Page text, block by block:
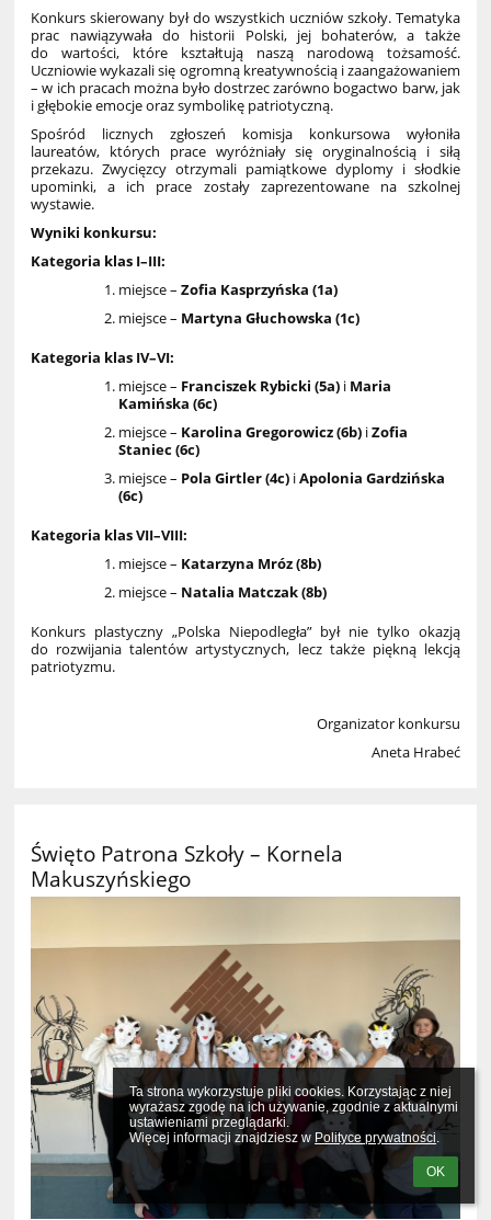
Ta strona wykorzystuje pliki cookies. Korzystając z niej
wyrażasz zgodę na ich używanie, zgodnie z aktualnymi
ustawieniami przeglądarki.
Więcej informacji znajdziesz w Polityce prywatności.
OK
Konkurs skierowany był do wszystkich uczniów szkoły. Tematyka
prac nawiązywała do historii Polski, jej bohaterów, a także
do wartości, które kształtują naszą narodową tożsamość.
Uczniowie wykazali się ogromną kreatywnością i zaangażowaniem
– w ich pracach można było dostrzec zarówno bogactwo barw, jak
i głębokie emocje oraz symbolikę patriotyczną.
Spośród licznych zgłoszeń komisja konkursowa wyłoniła
laureatów, których prace wyróżniały się oryginalnością i siłą
przekazu. Zwycięzcy otrzymali pamiątkowe dyplomy i słodkie
upominki, a ich prace zostały zaprezentowane na szkolnej
wystawie.
Wyniki konkursu:
Kategoria klas I–III:
miejsce –Zofia Kasprzyńska (1a)
miejsce – Martyna Głuchowska (1c)
Kategoria klas IV–VI:
miejsce – Franciszek Rybicki (5a) i Maria
Kamińska (6c)
miejsce – Karolina Gregorowicz (6b) iZofia
Staniec (6c)
miejsce – Pola Girtler (4c) iApolonia Gardzińska
(6c)
Kategoria klas VII–VIII:
miejsce – Katarzyna Mróz (8b)
miejsce – Natalia Matczak (8b)
Konkurs plastyczny „Polska Niepodległa” był nie tylko okazją
do rozwijania talentów artystycznych, lecz także piękną lekcją
patriotyzmu.
Organizator konkursu
Aneta Hrabeć
Święto Patrona Szkoły – Kornela
Makuszyńskiego